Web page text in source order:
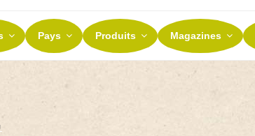
ET TERROIRS
terroirs
Pays Produits Magazines